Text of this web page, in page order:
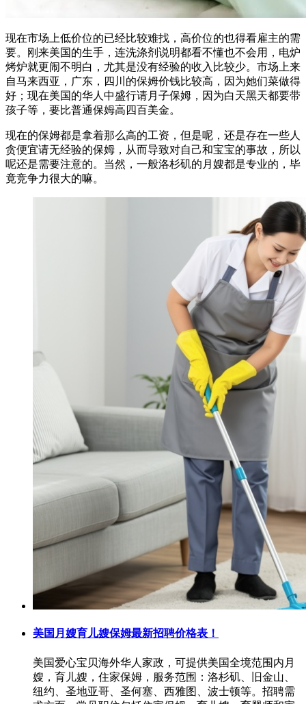
现在市场上低价位的已经比较难找，高价位的也得看雇主的需
要。刚来美国的生手，连洗涤剂说明都看不懂也不会用，电炉
烤炉就更闹不明白，尤其是没有经验的收入比较少。市场上来
自马来西亚，广东，四川的保姆价钱比较高，因为她们菜做得
好；现在美国的华人中盛行请月子保姆，因为白天黑天都要带
孩子等，要比普通保姆高四百美金。
现在的保姆都是拿着那么高的工资，但是呢，还是存在一些人
贪便宜请无经验的保姆，从而导致对自己和宝宝的事故，所以
呢还是需要注意的。当然，一般洛杉矶的月嫂都是专业的，毕
竟竞争力很大的嘛。
美国月嫂育儿嫂保姆最新招聘价格表！
美国爱心宝贝海外华人家政，可提供美国全境范围内月
嫂，育儿嫂，住家保姆，服务范围：洛杉矶、旧金山、
纽约、圣地亚哥、圣何塞、西雅图、波士顿等。招聘需